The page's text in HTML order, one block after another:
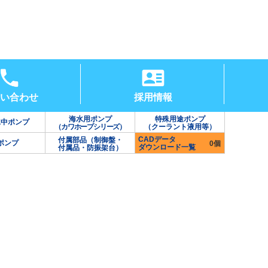
合わせ 採用情報
ポンプ
海水用ポンプ
（カワホープシリーズ）
特殊用途ポンプ
（クーラント液用等）
ンプ
付属部品（制御盤・
付属品・防振架台）
CADデータ
ダウンロード一覧
0個